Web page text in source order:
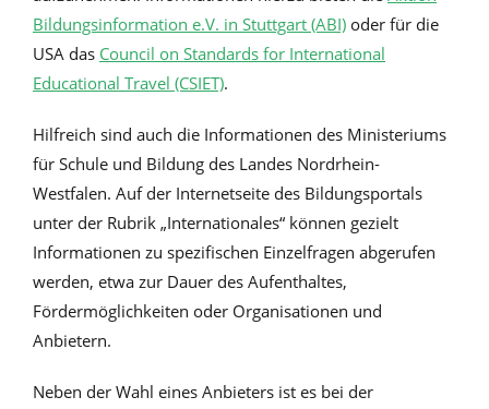
Bildungsinformation e.V. in Stuttgart (ABI) oder für die
USA das Council on Standards for International
Educational Travel (CSIET).
Hilfreich sind auch die Informationen des Ministeriums
für Schule und Bildung des Landes Nordrhein-
Westfalen. Auf der Internetseite des Bildungsportals
unter der Rubrik „Internationales“ können gezielt
Informationen zu spezifischen Einzelfragen abgerufen
werden, etwa zur Dauer des Aufenthaltes,
Fördermöglichkeiten oder Organisationen und
Anbietern.
Neben der Wahl eines Anbieters ist es bei der